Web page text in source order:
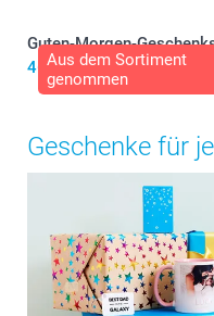
Aus dem Sortiment
genommen
Guten-Morgen-
46,95
Geschenke für